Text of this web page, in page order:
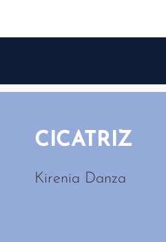
CICATRIZ
Kirenia Danza